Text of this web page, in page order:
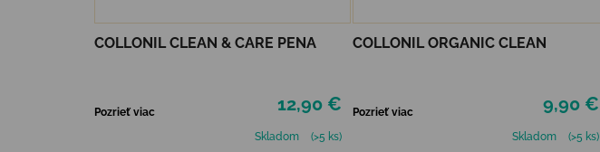
COLLONIL CLEAN & CARE PENA
12,90 €
Pozrieť viac
Skladom
(>5 ks)
COLLONIL ORGANIC CLEAN
9,90 €
Pozrieť viac
Skladom
(>5 ks)